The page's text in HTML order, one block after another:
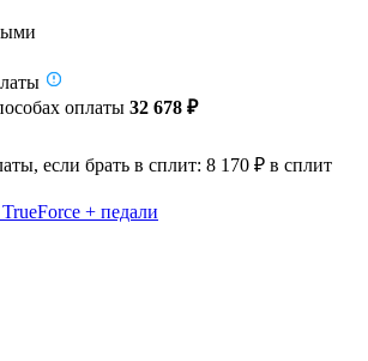
оплаты 32 678 ₽
если брать в сплит: 8 170 ₽ в сплит
+ педали